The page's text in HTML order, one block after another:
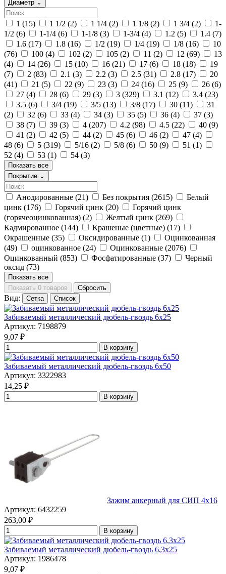
Диаметр ⌄
1 (15) 1 1/2 (2) 1 1/4 (2) 1 1/8 (2) 1 3/4 (2)
1-
1/2 (6) 1-1/4 (6) 1-1/8 (3) 1-3/4 (4) 1.2 (5) 1.4 (7)
1.6 (17) 1.8 (16) 1/2 (19) 1/4 (19) 1/8 (16)
10
(76)
100 (4) 102 (2) 105 (2) 11 (2) 12 (69)
13
(4)
14 (26) 15 (10) 16 (21) 17 (6) 18 (18)
19
(7)
2 (83) 2.1 (3) 2.2 (3) 2.5 (31) 2.8 (17)
20
(41)
21 (5) 22 (9) 23 (3) 24 (16) 25 (9) 26 (6)
27 (4) 28 (6) 29 (3) 3 (329) 3.1 (12) 3.4 (23)
3.5 (6) 3/4 (19) 3/5 (13) 3/8 (17) 30 (11)
31
(2)
32 (6) 33 (4) 34 (3) 35 (5) 36 (4) 37 (3)
38 (7) 39 (3) 4 (207) 4.2 (98) 4.5 (22) 40 (9)
41 (2) 42 (5) 44 (2) 45 (6) 46 (2) 47 (4)
48 (6) 5 (319) 5/16 (2) 5/8 (6) 50 (9) 51 (1)
52 (4) 53 (1) 54 (3)
Показать все
Покрытие ⌄
Анодированные (21) Без покрытия (2615)
Белый
цинк (176) Горячий цинк (20)
Горячий цинк
(горячеоцинкованная) (2) Желтый цинк (269)
Кадмированное (144) Крашеные (цветные) (17)
Окрашенные (35) Оксидированные (1)
Оцинкованная
(49)
оцинкованное (24) Оцинкованные (2076)
Оцинкованный (853) Фосфатированные (37)
Черный
оксид (73)
Показать все
Показать 0 товаров
Сбросить
Вид: Сетка Список
Забиваемый металлический дюбель-гвоздь 6x25
Артикул: 7198879
9,07 ₽
В корзину
Забиваемый металлический дюбель-гвоздь 6x50
Артикул: 3322983
14,25 ₽
В корзину
Зажим анкерный для СИП 4х16
Артикул: 6432259
263,00 ₽
В корзину
Забиваемый металлический дюбель-гвоздь 6,3x25
Артикул: 1986478
9,07 ₽